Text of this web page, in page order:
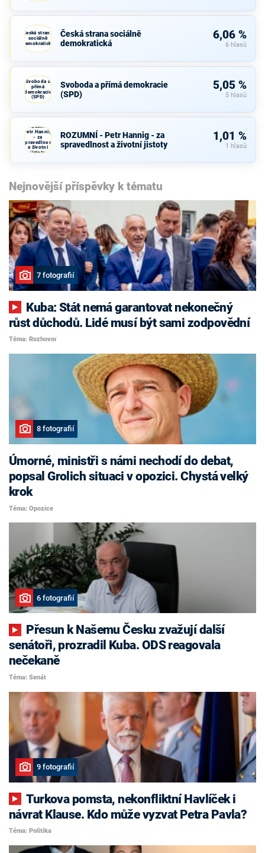
Česká strana
sociálně
demokratická
Česká strana sociálně
demokratická
6,06 %
6 hlasů
Svoboda a
přímá
demokracie
(SPD)
Svoboda a přímá demokracie
(SPD)
5,05 %
5 hlasů
ROZUMNÍ -
Petr Hannig
- za
spravedlnost
a životní
jistoty
ROZUMNÍ - Petr Hannig - za
spravedlnost a životní jistoty
1,01 %
1 hlasů
Nejnovější příspěvky k tématu
7 fotografií
růst důchodů. Lidé musí být sami zodpovědní
Téma: Rozhovor
8 fotografií
Úmorné, ministři s námi nechodí do debat,
popsal Grolich situaci v opozici. Chystá velký
krok
Téma: Opozice
6 fotografií
senátoři, prozradil Kuba. ODS reagovala
nečekaně
Téma: Senát
9 fotografií
Turkova pomsta, nekonfliktní Havlíček i
návrat Klause. Kdo může vyzvat Petra Pavla?
Téma: Politika